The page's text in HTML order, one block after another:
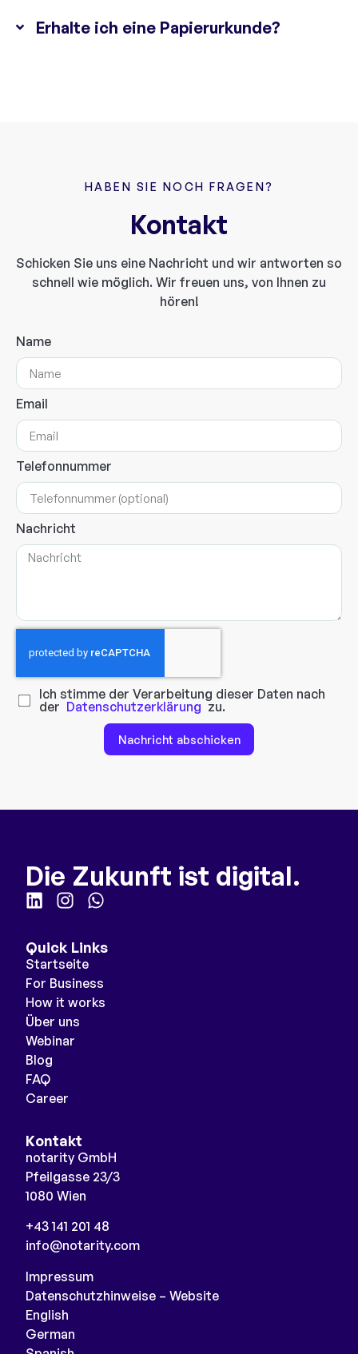
Erhalte ich eine Papierurkunde?
HABEN SIE NOCH FRAGEN?
Kontakt
Schicken Sie uns eine Nachricht und wir antworten so
schnell wie möglich. Wir freuen uns, von Ihnen zu
hören!
Name
Email
Telefonnummer
Nachricht
Ich stimme der Verarbeitung dieser Daten nach
der Datenschutzerklärung zu.
Nachricht abschicken
Die Zukunft ist digital.
Quick Links
Startseite
For Business
How it works
Über uns
Webinar
Blog
FAQ
Career
Kontakt
notarity GmbH
Pfeilgasse 23/3
1080 Wien
+43 141 201 48
info@notarity.com
Impressum
Datenschutzhinweise – Website
English
German